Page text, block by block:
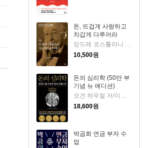
돈, 뜨겁게 사랑하고
차갑게 다루어라
앙드레 코스톨라니 저/한윤진 역
10,500원
돈의 심리학 (50만 부
기념 뉴 에디션)
모건 하우절 저/이지연 역
18,600원
박곰희 연금 부자 수
업